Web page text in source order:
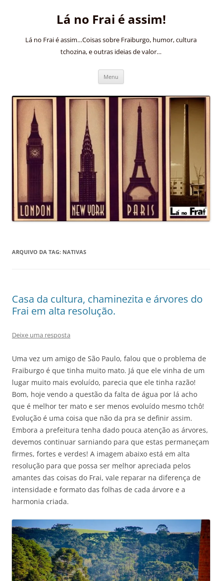
Lá no Frai é assim!
Lá no Frai é assim…Coisas sobre Fraiburgo, humor, cultura
tchozina, e outras ideias de valor…
Menu
ARQUIVO DA TAG: NATIVAS
Casa da cultura, chaminezita e árvores do
Frai em alta resolução.
Deixe uma resposta
Uma vez um amigo de São Paulo, falou que o problema de
Fraiburgo é que tinha muito mato. Já que ele vinha de um
lugar muito mais evoluído, parecia que ele tinha razão!
Bom, hoje vendo a questão da falta de água por lá acho
que é melhor ter mato e ser menos evoluído mesmo tchô!
Evolução é uma coisa que não da pra se definir assim.
Embora a prefeitura tenha dado pouca atenção as árvores,
devemos continuar sarniando para que estas permaneçam
firmes, fortes e verdes! A imagem abaixo está em alta
resolução para que possa ser melhor apreciada pelos
amantes das coisas do Frai, vale reparar na diferença de
intensidade e formato das folhas de cada árvore e a
harmonia criada.